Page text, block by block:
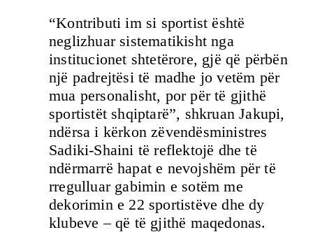
“Kontributi im si sportist është
neglizhuar sistematikisht nga
institucionet shtetërore, gjë që përbën
një padrejtësi të madhe jo vetëm për
mua personalisht, por për të gjithë
sportistët shqiptarë”, shkruan Jakupi,
ndërsa i kërkon zëvendësministres
Sadiki-Shaini të reflektojë dhe të
ndërmarrë hapat e nevojshëm për të
rregulluar gabimin e sotëm me
dekorimin e 22 sportistëve dhe dy
klubeve – që të gjithë maqedonas.